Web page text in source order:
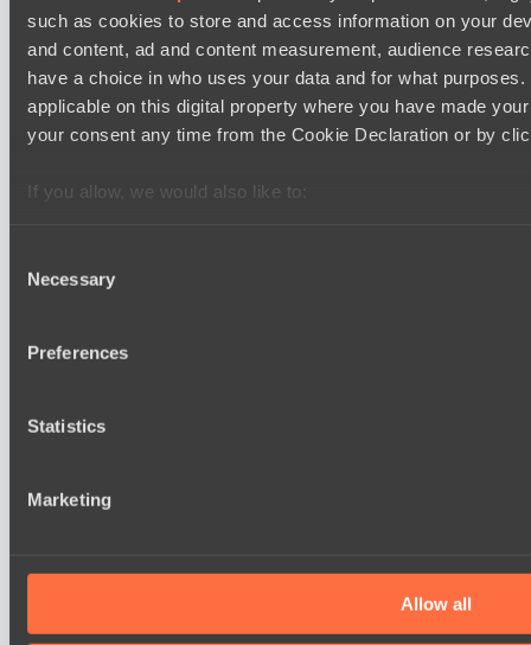
such as cookies to store and access information on your
and content, ad and content measurement, audience
have a choice in who uses your data and for what
applicable on this digital property where you have made
your consent any time from the Cookie Declaration or by
If you allow, we would also like to:
Identify your device by actively scanning it for
section
our traffic. We also share information about your use of our
Selection
Necessary
Preferences
Statistics
Marketing
Allow all
No Hoodwink
EPL Masters I
BO3
Team Syntax
Power Rangers
Asgard Championship Season 1